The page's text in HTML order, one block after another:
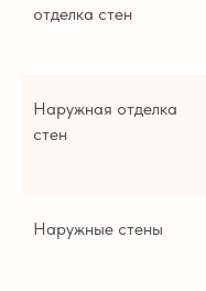
отделка стен
Наружная отделка
стен
Наружные стены